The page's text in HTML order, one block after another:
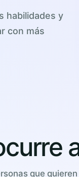
habilidades y
con más
que